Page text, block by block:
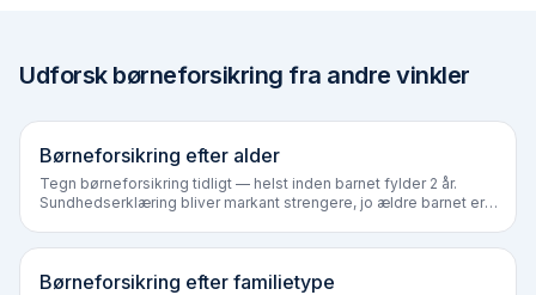
Udforsk børneforsikring fra andre vinkler
Børneforsikring efter alder
Tegn børneforsikring tidligt — helst inden barnet fylder 2 år.
Sundhedserklæring bliver markant strengere, jo ældre barnet er,
Børneforsikring efter familietype